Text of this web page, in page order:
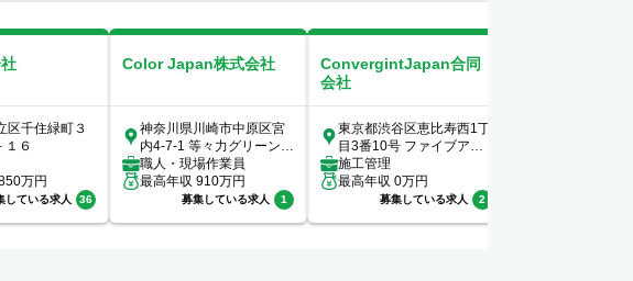
区千住緑町３
１６
万円
している求人 36
Color Japan株式会社
神奈川県川崎市中原区宮
内4-7-1 等々力グリーンビ
レッジ102
職人・現場作業員
最高年収 910万円
募集している求人 1
ConvergintJapan合同
会社
東京都渋谷区恵比寿西1丁
目3番10号 ファイブアネ
ックス7階
施工管理
最高年収 0万円
募集している求人 2